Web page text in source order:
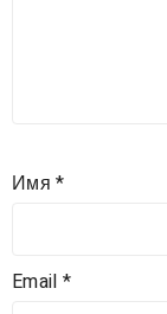
Имя*
Email*